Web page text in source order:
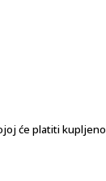
će platiti kupljeno